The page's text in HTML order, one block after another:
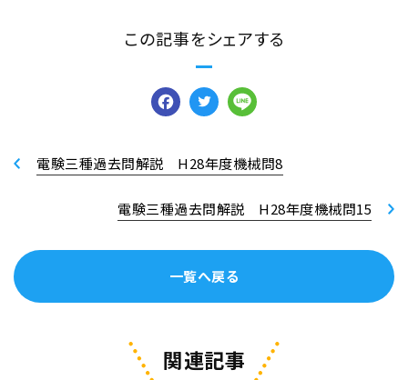
この記事をシェアする
Facebook
Twitter
電験三種過去問解説 H28年度機械問8
一覧へ戻る
電験三種過去問解説 H28年度機械問15
関連記事